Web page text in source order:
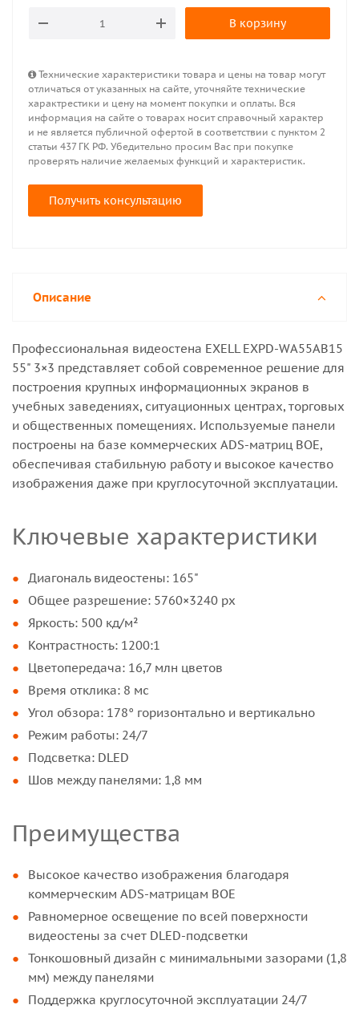
В корзину
Технические характеристики товара и цены на товар могут
отличаться от указанных на сайте, уточняйте технические
характрестики и цену на момент покупки и оплаты. Вся
информация на сайте о товарах носит справочный характер
и не является публичной офертой в соответствии с пунктом 2
статьи 437 ГК РФ. Убедительно просим Вас при покупке
проверять наличие желаемых функций и характеристик.
Получить консультацию
Описание
Профессиональная видеостена EXELL EXPD-WA55AB15
55" 3×3 представляет собой современное решение для
построения крупных информационных экранов в
учебных заведениях, ситуационных центрах, торговых
и общественных помещениях. Используемые панели
построены на базе коммерческих ADS-матриц BOE,
обеспечивая стабильную работу и высокое качество
изображения даже при круглосуточной эксплуатации.
Ключевые характеристики
Диагональ видеостены: 165"
Общее разрешение: 5760×3240 px
Яркость: 500 кд/м²
Контрастность: 1200:1
Цветопередача: 16,7 млн цветов
Время отклика: 8 мс
Угол обзора: 178° горизонтально и вертикально
Режим работы: 24/7
Подсветка: DLED
Шов между панелями: 1,8 мм
Преимущества
Высокое качество изображения благодаря
коммерческим ADS-матрицам BOE
Равномерное освещение по всей поверхности
видеостены за счет DLED-подсветки
Тонкошовный дизайн с минимальными зазорами (1,8
мм) между панелями
Поддержка круглосуточной эксплуатации 24/7